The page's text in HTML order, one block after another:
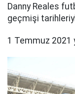
Danny Reales
geçmişi
1 Temmuz 2021